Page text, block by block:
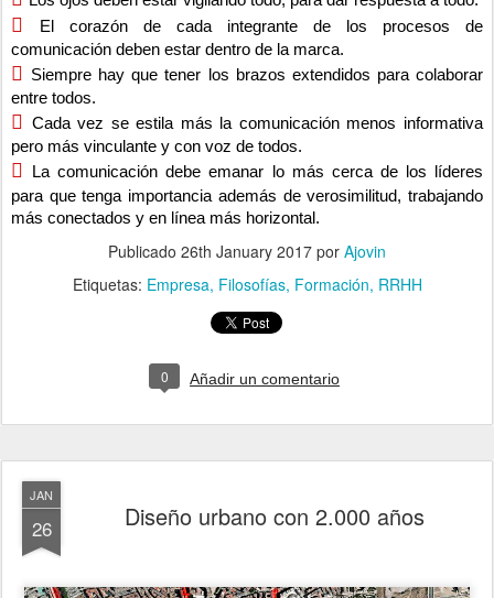

El corazón de cada integrante de los procesos de
comunicación deben estar dentro de la marca.
 Siempre hay que tener los brazos extendidos para colaborar
entre todos.
 Cada vez se estila más la comunicación menos informativa
pero más vinculante y con voz de todos.

La comunicación debe emanar lo más cerca de los líderes
para que tenga importancia además de verosimilitud, trabajando
más conectados y en línea más horizontal.
Publicado 26th January 2017 por Ajovin
Etiquetas: Empresa Filosofías Formación RRHH
0 Añadir un comentario
JAN
26 Diseño urbano con 2.000 años